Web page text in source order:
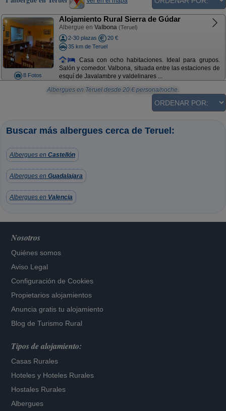
8 Fotos
Alojamiento Rural Sierra de Gúdar
Albergue en Valbona (Teruel)
2-30 plazas
20 €
35 km de Teruel
Casa con ocho habitaciones. Ideal para grupos.
Salón y comedor. Valbona, situada entre las estaciones de
esquí de Javalambre y valdelinares ...
Albergues en Teruel desde 20 € persona/noche.
Buscar más albergues cerca de Teruel:
Albergues en Castellón
Albergues en Guadalajara
Albergues en Valencia
Nosotros
Quiénes somos
Aviso Legal
Configuración de Cookies
Propietarios alojamientos
Anuncia gratis tu alojamiento
Blog de Turismo Rural
Tipos de alojamiento:
Casas Rurales
Hoteles y Hoteles Rurales
Hostales Rurales
Albergues